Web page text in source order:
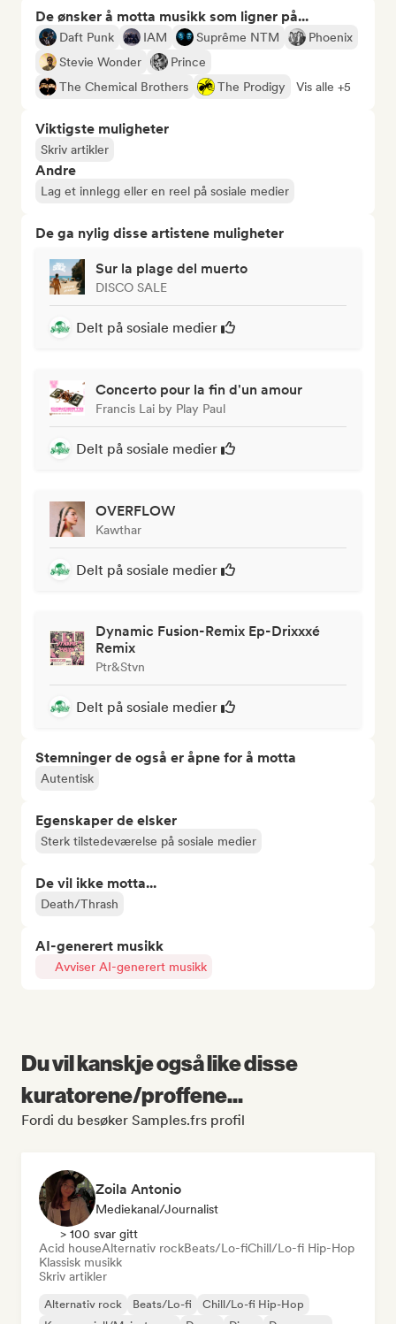
De ønsker å motta musikk som ligner på...
Daft Punk IAM Suprême NTM
Phoenix
Stevie Wonder
Prince
The Chemical Brothers
The Prodigy Vis alle +5
Viktigste muligheter
Skriv artikler
Andre
Lag et innlegg eller en reel på sosiale medier
De ga nylig disse artistene muligheter
Sur la plage del muerto
DISCO SALE
Delt på sosiale medier
Concerto pour la fin d'un amour
Francis Lai by Play Paul
Delt på sosiale medier
OVERFLOW
Kawthar
Delt på sosiale medier
Dynamic Fusion-Remix Ep-Drixxxé
Remix
Ptr&Stvn
Delt på sosiale medier
Stemninger de også er åpne for å motta
Autentisk
Egenskaper de elsker
Sterk tilstedeværelse på sosiale medier
De vil ikke motta...
Death/Thrash
AI-generert musikk
Avviser AI-generert musikk
Du vil kanskje også like disse
kuratorene/proffene...
Fordi du besøker Samples.frs profil
Zoila Antonio
Mediekanal/journalist
> 100 svar gitt
Acid houseAlternativ rockBeats/Lo-fiChill/Lo-fi Hip-Hop
Klassisk musikk
Skriv artikler
Alternativ rock Beats/Lo-fi
Chill/Lo-fi Hip-Hop